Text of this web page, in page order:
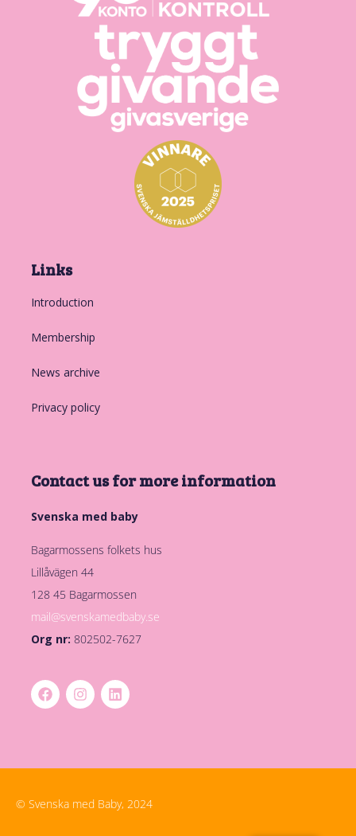
Links
Introduction
Membership
News archive
Privacy policy
Contact us for more information
Svenska med baby
Bagarmossens folkets hus
Lillåvägen 44
128 45 Bagarmossen
mail@svenskamedbaby.se
Org nr: 802502-7627
© Svenska med Baby, 2024